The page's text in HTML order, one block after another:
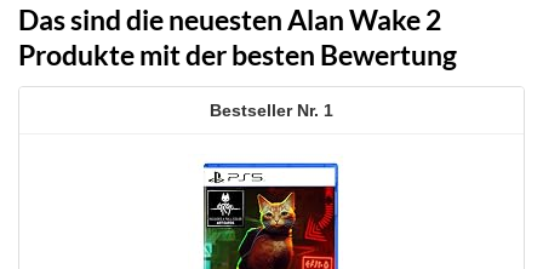
Das sind die neuesten Alan Wake 2
Produkte mit der besten Bewertung
1